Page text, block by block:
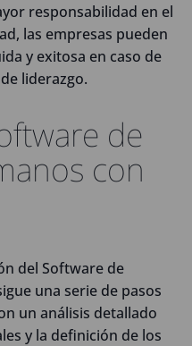
responsabilidad en el
las empresas pueden
y exitosa en caso de
liderazgo.
de
con
del Software de
una serie de pasos
un análisis detallado
y la definición de los